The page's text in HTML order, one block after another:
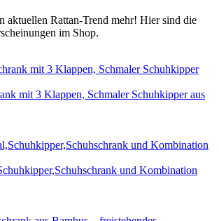
aktuellen Rattan-Trend mehr! Hier sind die
im Shop.
mit 3 Klappen, Schmaler Schuhkipper aus
und Kombination